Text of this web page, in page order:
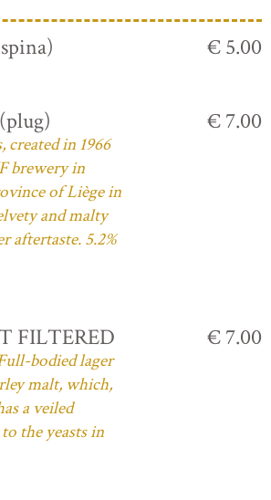
€ 5.00
created in 1966
brewery in
of Liège in
and malty
aftertaste. 5.2%
€ 7.00
FILTERED
bodied lager
malt, which,
a veiled
the yeasts in
€ 7.00